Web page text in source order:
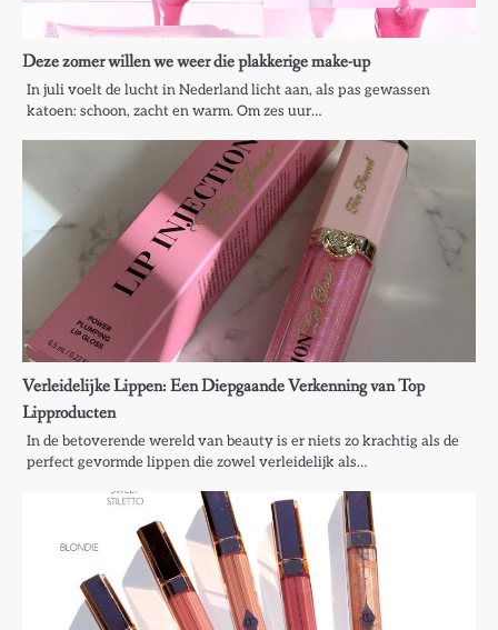
Deze zomer willen we weer die plakkerige make-up
In juli voelt de lucht in Nederland licht aan, als pas gewassen
katoen: schoon, zacht en warm. Om zes uur…
Verleidelijke Lippen: Een Diepgaande Verkenning van Top
Lipproducten
In de betoverende wereld van beauty is er niets zo krachtig als de
perfect gevormde lippen die zowel verleidelijk als…